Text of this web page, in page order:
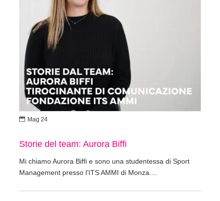
Storie del team: Aurora Biffi
Mi chiamo Aurora Biffi e sono una studentessa di Sport
Management presso l’ITS AMMI di Monza....
 Mag 24